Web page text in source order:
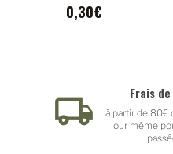
0,30€
Frais
à partir de 80€
jour même